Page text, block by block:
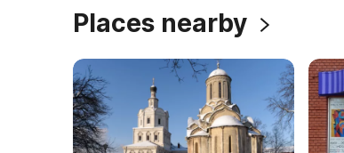
Places nearby